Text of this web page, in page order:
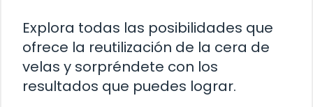
Explora todas las posibilidades que
ofrece la reutilización de la cera de
velas y sorpréndete con los
resultados que puedes lograr.